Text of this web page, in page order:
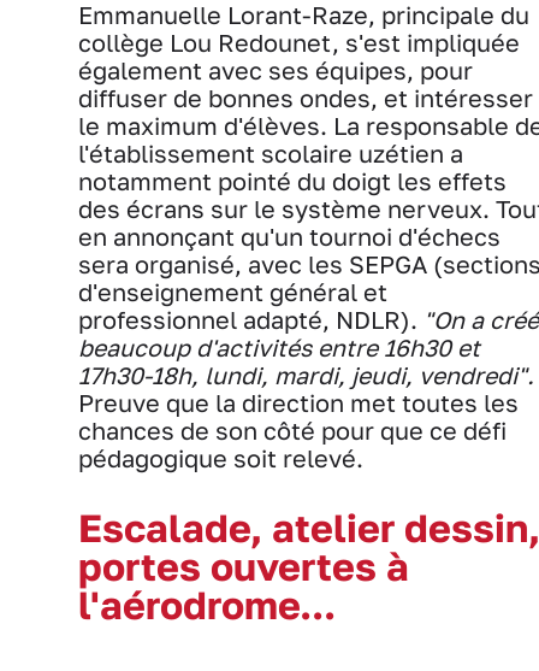
Emmanuelle Lorant-Raze, principale du
collège Lou Redounet, s'est impliquée
également avec ses équipes, pour
diffuser de bonnes ondes, et intéresser
le maximum d'élèves. La responsable
l'établissement scolaire uzétien a
notamment pointé du doigt les effets
des écrans sur le système nerveux.
en annonçant qu'un tournoi d'échecs
sera organisé, avec les SEPGA
d'enseignement général et
professionnel adapté, NDLR). "On a créé
beaucoup d'activités entre 16h30 et
17h30-18h, lundi, mardi, jeudi, vendredi".
Preuve que la direction met toutes les
chances de son côté pour que ce défi
pédagogique soit relevé.
Escalade, atelier dessin,
portes ouvertes à
l'aérodrome...